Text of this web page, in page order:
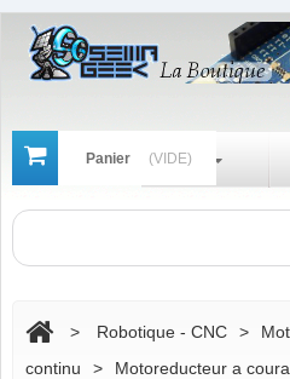
Panier (VIDE)Fr
> Robotique - CNC >
continu
>
Motoreducteur a